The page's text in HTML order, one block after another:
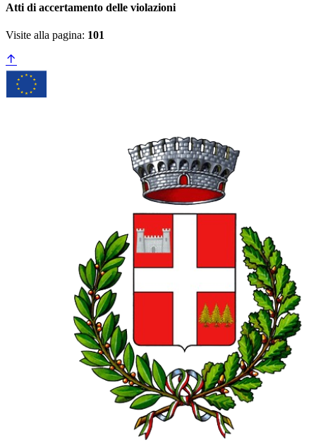
Atti di accertamento delle violazioni
Visite alla pagina: 101